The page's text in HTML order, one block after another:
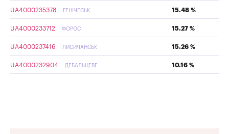
UA4000235378 ГЕНІЧЕСЬК 15.48 %
UA4000233712 ФОРОС 15.27 %
UA4000237416 ЛИСИЧАНСЬК 15.26 %
UA4000232904 ДЕБАЛЬЦЕВЕ 10.16 %